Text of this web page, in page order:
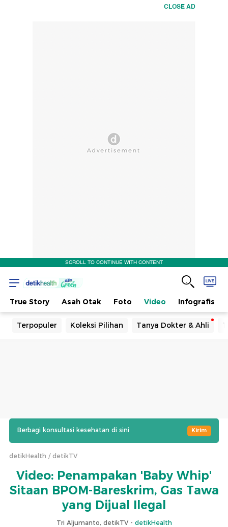
CLOSE AD
SCROLL TO CONTINUE WITH CONTENT
True Story Asah Otak Foto Video Infografis
Terpopuler Koleksi Pilihan Tanya Dokter & Ahli
Berbagi konsultasi kesehatan di sini Kirim
detikHealth detikTV
Video: Penampakan 'Baby Whip'
Sitaan BPOM-Bareskrim, Gas Tawa
yang Dijual Ilegal
Tri Aljumanto, detikTV - detikHealth